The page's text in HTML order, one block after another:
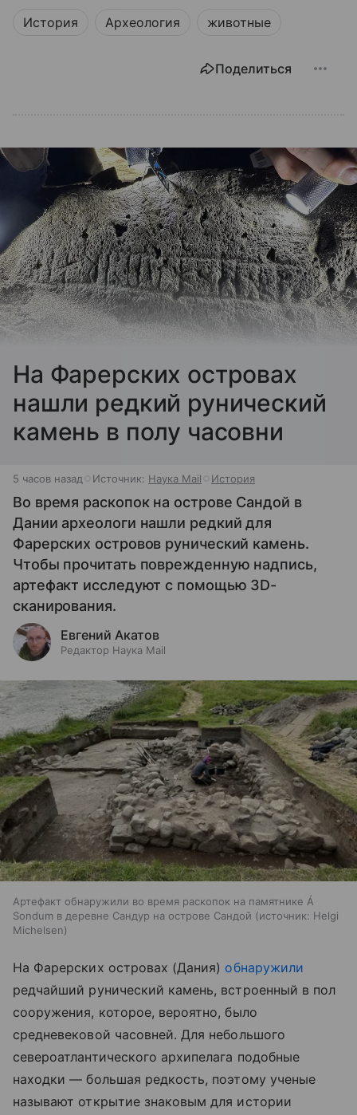
История Археология животные
Поделиться
На Фарерских островах
нашли редкий рунический
камень в полу часовни
5 часов назад Источник: Наука Mail История
Во время раскопок на острове Сандой в
Дании археологи нашли редкий для
Фарерских островов рунический камень.
Чтобы прочитать поврежденную надпись,
артефакт исследуют с помощью 3D-
сканирования.
Евгений Акатов
Редактор Наука Mail
Артефакт обнаружили во время раскопок на памятнике Á
Sondum в деревне Сандур на острове Сандой
источник: Helgi
Michelsen
На Фарерских островах (Дания) обнаружили
редчайший рунический камень, встроенный в пол
сооружения, которое, вероятно, было
средневековой часовней. Для небольшого
североатлантического архипелага подобные
находки — большая редкость, поэтому ученые
называют открытие знаковым для истории